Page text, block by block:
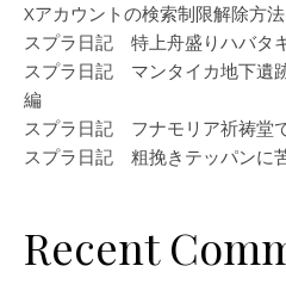
Xアカウントの検索制限解除方法
スプラ日記 特上舟盛りハバタ
スプラ日記 マンタイカ地下
編
スプラ日記 フナモリア祈祷堂
スプラ日記 粗挽きテッパンに
Recent